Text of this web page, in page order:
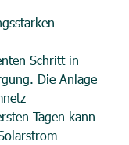
Schritt in
Die Anlage
Tagen kann